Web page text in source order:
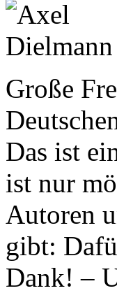
Große
Das ist
ist nur
Autoren
gibt:
Dank! –